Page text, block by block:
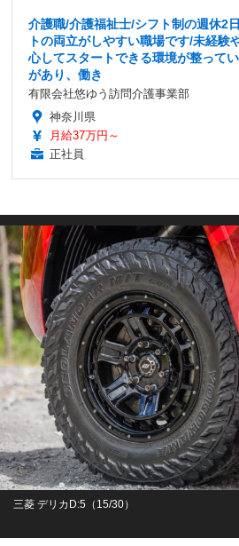
介護職/介護福祉士/シフト制の週休2
トの両立がしやすい職場です/未経験
心してスタートできる環境が整って
があり、働き
有限会社悠ゆう訪問介護事業部
神奈川県
月給37万円～
正社員
三菱 デリカD:5（15/30）